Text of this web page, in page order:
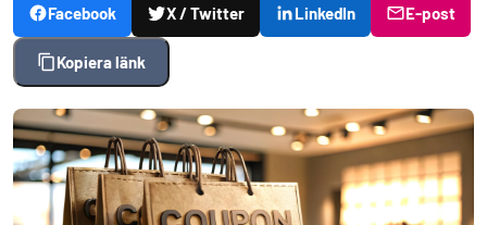
Facebook X / Twitter LinkedIn E-post
Kopiera länk